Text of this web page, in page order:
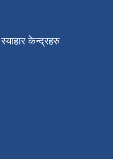
केन्द्रहरु